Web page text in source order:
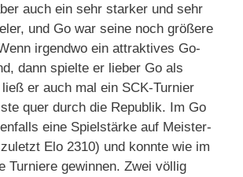
auch ein sehr starker und sehr
und Go war seine noch größere
irgendwo ein attraktives Go-
dann spielte er lieber Go als
er auch mal ein SCK-Turnier
quer durch die Republik. Im Go
eine Spielstärke auf Meister-
Elo 2310) und konnte wie im
Turniere gewinnen. Zwei völlig